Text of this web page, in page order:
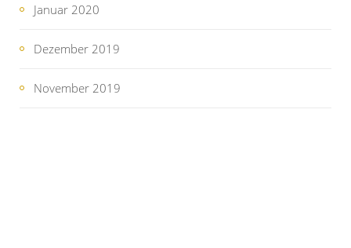
Januar 2020
Dezember 2019
November 2019